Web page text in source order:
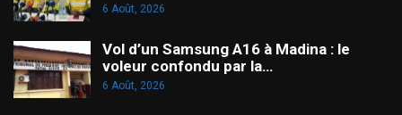
6 Août, 2026
Vol d’un Samsung A16 à Madina : le
voleur confondu par la…
6 Août, 2026